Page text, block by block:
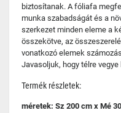
biztosítanak. A fóliafa
munka szabadságát és a
szerkezet minden eleme a
összekötve, az
vonatkozó elemek
Javasoljuk, hogy télre
Termék részletek:
méretek: Sz 200 cm x Mé